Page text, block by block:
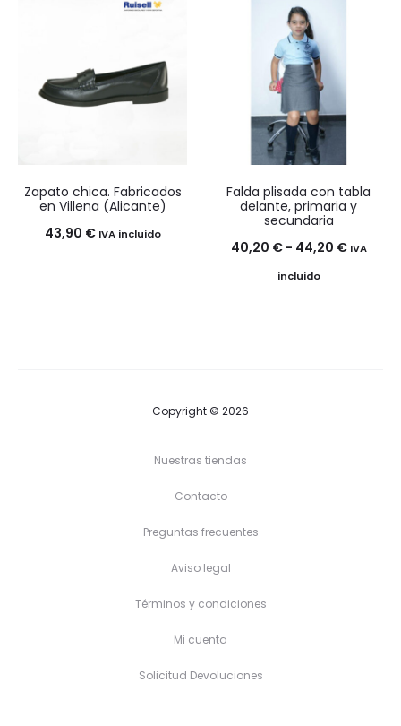
desde
hasta
35,50 €
Zapato chica. Fabricados
en Villena (Alicante)
43,90 € IVA incluido
Falda plisada con tabla
delante, primaria y
secundaria
40,20 € - 44,20 €Rango
IVA
incluido
Copyright © 2026
Nuestras tiendas
Contacto
Preguntas frecuentes
Aviso legal
Términos y condiciones
Mi cuenta
Solicitud Devoluciones